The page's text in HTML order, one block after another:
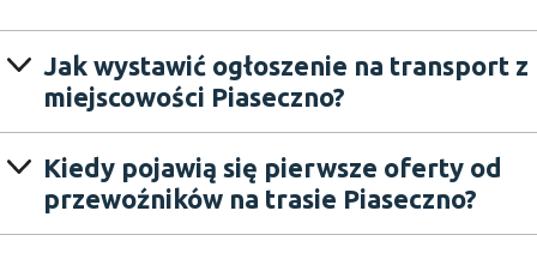
Jak wystawić ogłoszenie na transport z
miejscowości Piaseczno?
Kiedy pojawią się pierwsze oferty od
przewoźników na trasie Piaseczno?